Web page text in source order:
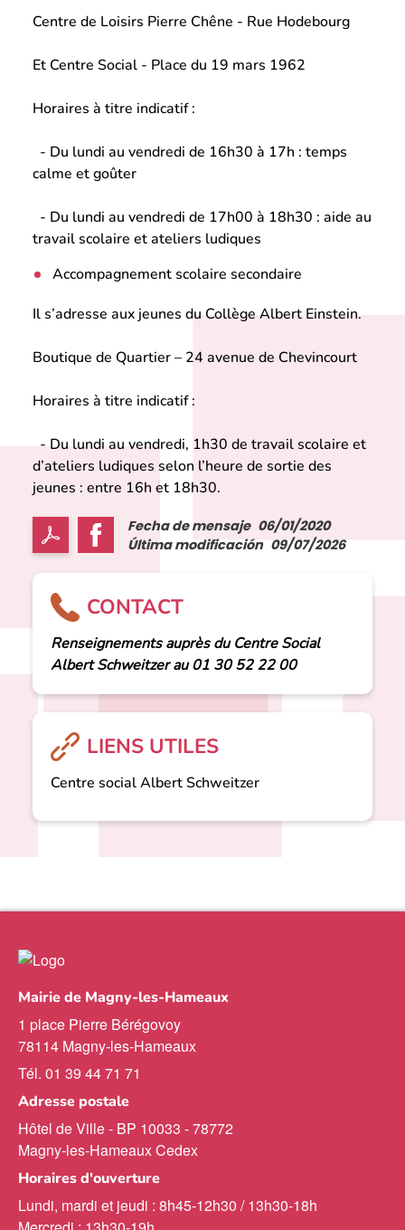
Centre de Loisirs Pierre Chêne - Rue Hodebourg
Et Centre Social - Place du 19 mars 1962
Horaires à titre indicatif :
- Du lundi au vendredi de 16h30 à 17h : temps
calme et goûter
- Du lundi au vendredi de 17h00 à 18h30 : aide au
travail scolaire et ateliers ludiques
Accompagnement scolaire secondaire
Il s’adresse aux jeunes du Collège Albert Einstein.
Boutique de Quartier – 24 avenue de Chevincourt
Horaires à titre indicatif :
- Du lundi au vendredi, 1h30 de travail scolaire et
d’ateliers ludiques selon l’heure de sortie des
jeunes : entre 16h et 18h30.
Fecha de mensaje 06/01/2020
Última modificación 09/07/2026
CONTACT
Renseignements auprès du Centre Social
Albert Schweitzer au 01 30 52 22 00
LIENS UTILES
Centre social Albert Schweitzer
Mairie de Magny-les-Hameaux
1 place Pierre Bérégovoy
78114 Magny-les-Hameaux
Tél. 01 39 44 71 71
Adresse postale
Hôtel de Ville - BP 10033 - 78772
Magny-les-Hameaux Cedex
Horaires d'ouverture
Lundi, mardi et jeudi : 8h45-12h30 / 13h30-18h